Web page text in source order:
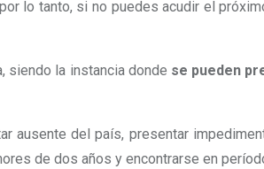
lo tanto, si no puedes acudir el
siendo la instancia donde se pueden
ausente del país, presentar
de dos años y encontrarse en